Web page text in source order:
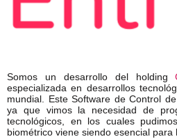
Somos un desarrollo del holding
especializada en desarrollos
mundial. Este Software de Control
ya que vimos la necesidad de
tecnológicos, en los cuales
biométrico viene siendo esencial para